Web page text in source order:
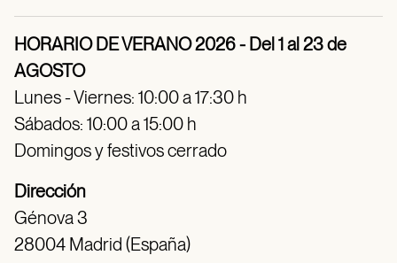
HORARIO DE VERANO 2026 - Del 1 al 23 de
AGOSTO
Lunes - Viernes: 10:00 a 17:30 h
Sábados: 10:00 a 15:00 h
Domingos y festivos cerrado
Dirección
Génova 3
28004 Madrid (España)